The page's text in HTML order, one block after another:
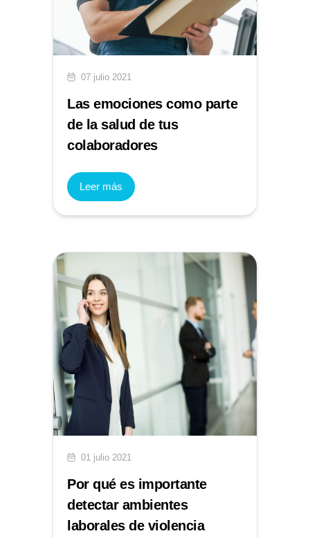
07 julio 2021
Las emociones como parte
de la salud de tus
colaboradores
Leer más
01 julio 2021
Por qué es importante
detectar ambientes
laborales de violencia